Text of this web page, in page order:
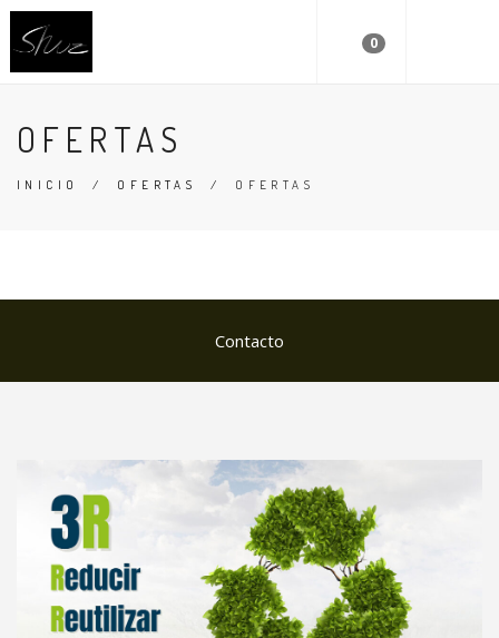
0
OFERTAS
INICIO / OFERTAS / OFERTAS
Contacto